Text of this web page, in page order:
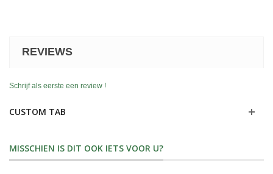
REVIEWS
Schrijf als eerste een review !
CUSTOM TAB
MISSCHIEN IS DIT OOK IETS VOOR U?